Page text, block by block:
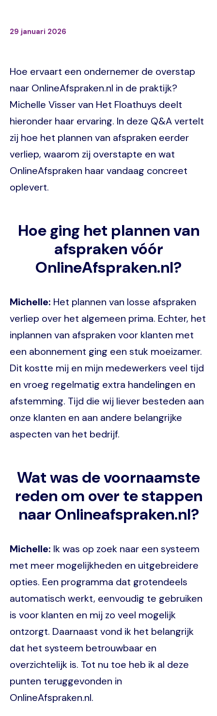
29 januari 2026
Hoe ervaart een ondernemer de overstap
naar OnlineAfspraken.nl in de praktijk?
Michelle Visser van Het Floathuys deelt
hieronder haar ervaring. In deze Q&A vertelt
zij hoe het plannen van afspraken eerder
verliep, waarom zij overstapte en wat
OnlineAfspraken haar vandaag concreet
oplevert.
Hoe ging het plannen van
afspraken vóór
OnlineAfspraken.nl?
Michelle: Het plannen van losse afspraken
verliep over het algemeen prima. Echter, het
inplannen van afspraken voor klanten met
een abonnement ging een stuk moeizamer.
Dit kostte mij en mijn medewerkers veel tijd
en vroeg regelmatig extra handelingen en
afstemming. Tijd die wij liever besteden aan
onze klanten en aan andere belangrijke
aspecten van het bedrijf.
Wat was de voornaamste
reden om over te stappen
naar Onlineafspraken.nl?
Michelle: Ik was op zoek naar een systeem
met meer mogelijkheden en uitgebreidere
opties. Een programma dat grotendeels
automatisch werkt, eenvoudig te gebruiken
is voor klanten en mij zo veel mogelijk
ontzorgt. Daarnaast vond ik het belangrijk
dat het systeem betrouwbaar en
overzichtelijk is. Tot nu toe heb ik al deze
punten teruggevonden in
OnlineAfspraken.nl.